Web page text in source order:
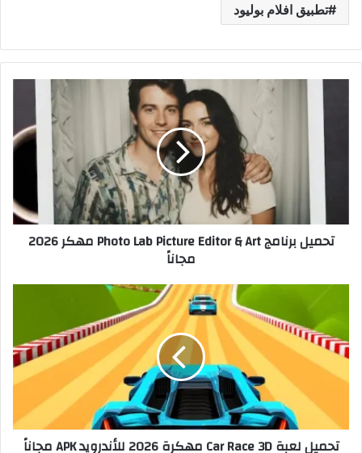
تطبيق افلام بوليود
تحميل برنامج Photo Lab Picture Editor & Art مهكر 2026
مجاناً
تحميل لعبة Car Race 3D مهكرة 2026 للأندرويد APK مجاناً